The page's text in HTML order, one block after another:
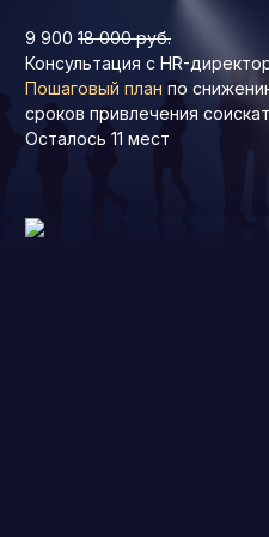
9 900 18 000 руб.
Консультация с HR-
Пошаговый план по
сроков привлечения
Осталось 11 мест